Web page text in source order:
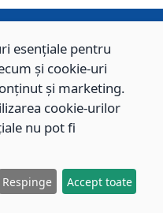
sau lucrări de interes
nr. 709/2020 privind
şi Funcţionare
esențiale pentru
și cookie-uri
și marketing.
cookie-urilor
nu pot fi
Respinge Accept toate